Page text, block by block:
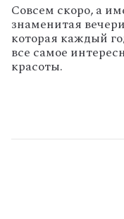
Совсем скоро, а
знаменитая
которая каждый
все самое
красоты.